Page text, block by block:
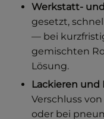
Werkstatt-
gesetzt,
— bei
gemischten
Lösung.
Lackieren
Verschluss
oder bei